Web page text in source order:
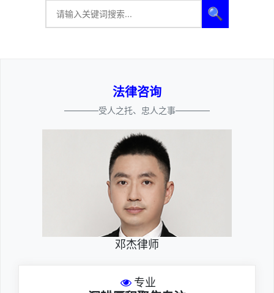
🔍
法律咨询
————受人之托、忠人之事————
邓杰律师
专业